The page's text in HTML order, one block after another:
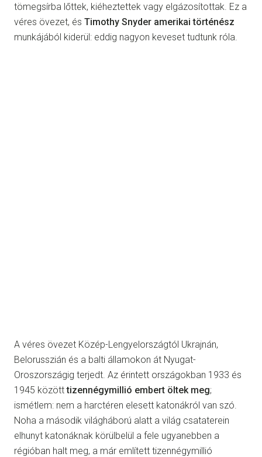
tömegsírba lőttek, kiéheztettek vagy elgázosítottak. Ez a
véres övezet, és Timothy Snyder amerikai történész
munkájából kiderül: eddig nagyon keveset tudtunk róla.
A véres övezet Közép-Lengyelországtól Ukrajnán,
Belorusszián és a balti államokon át Nyugat-
Oroszországig terjedt. Az érintett országokban 1933 és
1945 közötttizennégymillió embert öltek meg;
ismétlem: nem a harctéren elesett katonákról van szó.
Noha a második világháború alatt a világ csataterein
elhunyt katonáknak körülbelül a fele ugyanebben a
régióban halt meg, a már említett tizennégymillió